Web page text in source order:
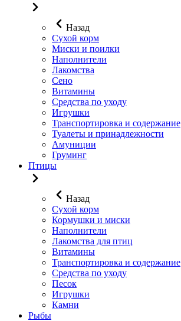
Назад
Сухой корм
Миски и поилки
Наполнители
Лакомства
Сено
Витамины
Средства по уходу
Игрушки
Транспортировка и содержание
Туалеты и принадлежности
Амуниции
Груминг
Птицы
Назад
Сухой корм
Кормушки и миски
Наполнители
Лакомства для птиц
Витамины
Транспортировка и содержание
Средства по уходу
Песок
Игрушки
Камни
Рыбы